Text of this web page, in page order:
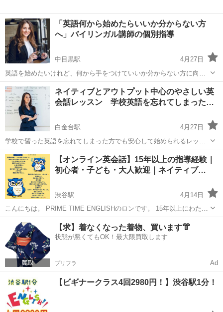
「英語何から始めたらいいか分からない方
へ」バイリンガル講師の個別指導
中目黒駅
4月27日
英語を始めたいけれど、何から手をつけていいか分からない方に向け
たレッスンです。 バイリンガル講師が一人ひとりのレベルや目的を確
認し、最適な進め方を一緒に決めていきます。 基礎から丁寧に進める
ため、初めての方でも安心し...
東京 渋谷区 中目黒駅 英会話 バイリンガル
ネイティブとアウトプット中心のやさしい英
会話レッスン 学校英語を忘れてしまった…
白金台駅
4月27日
学校で習った英語を忘れてしまった方でも安心して始められるレッス
ンです。 ネイティブ講師と会話を中心に進めながら、少しずつ英語を
思い出していきます。 難しい文法からではなく、簡単なやりとりやフ
レーズからスタートします。...
東京 渋谷区 白金台駅 英会話 ネイティブ
【オンライン英会話】15年以上の指導経験｜
初心者・子ども・大人歓迎｜ネイティブ…
渋谷駅
4月14日
こんにちは。 PRIME TIME ENGLISHのロンです。 15年以上にわた
り、日本で英語を教えてきました。 これまでに幼児・小学生・中学
生・高校生・大学生・社会人・シニアの方まで、幅広い年代の学習者
を指導してきま...
東京 渋谷駅 英会話 オンライン
【求】着なくなった着物、買います👘
状態が悪くてもOK！最大限買取します
プリフラ Ad
【ビギナークラス4回2980円！】渋谷駅1分！